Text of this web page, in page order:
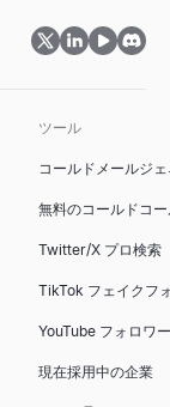
ツール
コールドメールジ
無料のコールドコ
Twitter/X プロ検索
TikTok フェイクフ
YouTube フォロワ
現在採用中の企業